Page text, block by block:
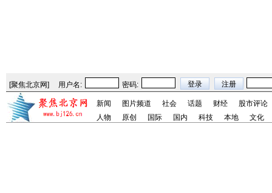
[聚焦北京网] 用户名: 密码:
新闻 图片频道 社会 话题 财经
股市评论
人物
原创 国际 国内 科技 本地 文化